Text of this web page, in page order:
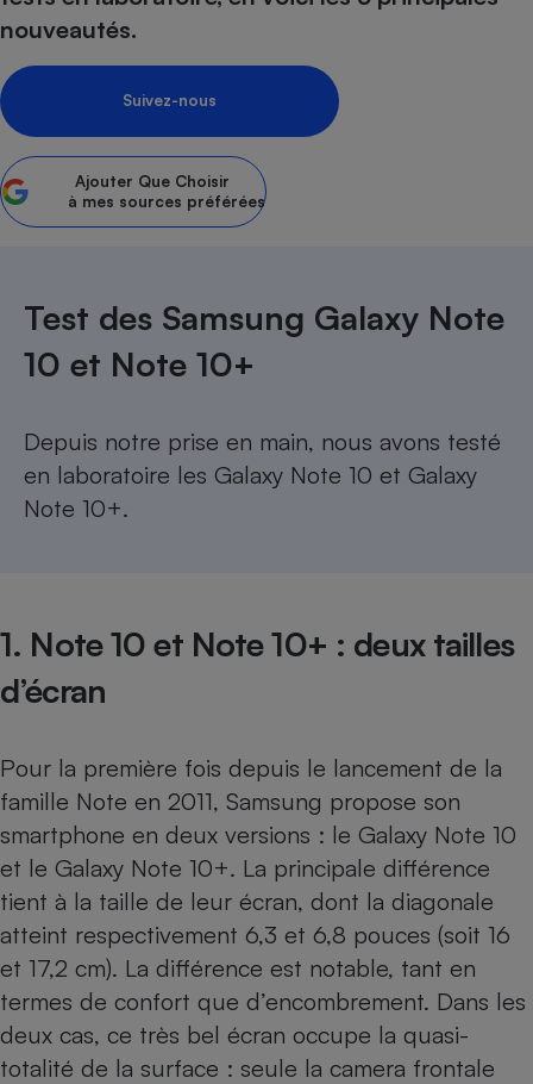
nouveautés.
Suivez-nous
Ajouter Que Choisir
à mes sources préférées
Test des Samsung Galaxy Note
10 et Note 10+
Depuis notre prise en main, nous avons testé
en laboratoire les Galaxy Note 10 et Galaxy
Note 10+.
1. Note 10 et Note 10+ : deux tailles
d’écran
Pour la première fois depuis le lancement de la
famille Note en 2011, Samsung propose son
smartphone en deux versions : le Galaxy Note 10
et le Galaxy Note 10+. La principale différence
tient à la taille de leur écran, dont la diagonale
atteint respectivement 6,3 et 6,8 pouces (soit 16
et 17,2 cm). La différence est notable, tant en
termes de confort que d’encombrement. Dans les
deux cas, ce très bel écran occupe la quasi-
totalité de la surface : seule la camera frontale
Assurance emprunteur
Climatiseur -
Ventilateur
Téléviseur
Antivirus
Radiateur électrique
Antimoustique